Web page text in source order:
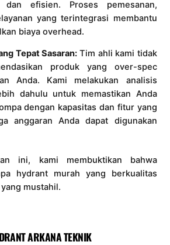
efisien. Proses pemesanan,
yang terintegrasi membantu
biaya overhead.
Tepat Sasaran:Tim ahli kami tidak
produk yang over-spec
Anda. Kami melakukan analisis
dahulu untuk memastikan Anda
dengan kapasitas dan fitur yang
anggaran Anda dapat digunakan
ini, kami membuktikan bahwa
hydrant murah yang berkualitas
mustahil.
ARKANA TEKNIK